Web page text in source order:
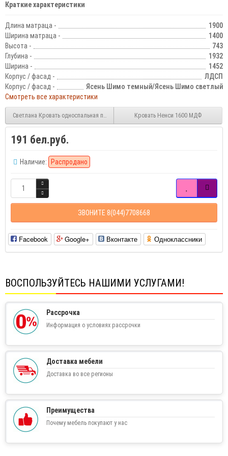
Краткие характеристики
Длина матраца -
1900
Ширина матраца -
1400
Высота -
743
Глубина -
1932
Ширина -
1452
Корпус / фасад -
ЛДСП
Корпус / фасад -
Ясень Шимо темный/Ясень Шимо светлый
Смотреть все характеристики
Светлана Кровать односпальная прямая спинка 900ммКровать Ненси 1600 МДФ
191 бел.руб.
Наличие: Распродано
ЗВОНИТЕ 8(044)7708668
Facebook Google+ Вконтакте Одноклассники
ВОСПОЛЬЗУЙТЕСЬ НАШИМИ УСЛУГАМИ!
Рассрочка
Информация о условиях рассрочки
Доставка мебели
Доставка во все регионы
Преимущества
Почему мебель покупают у нас